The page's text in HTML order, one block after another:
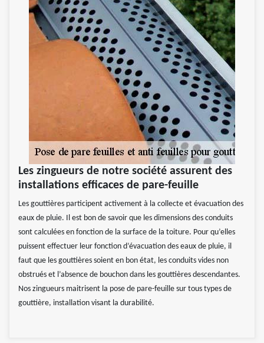
Les zingueurs de notre société assurent des
installations efficaces de pare-feuille
Les gouttières participent activement à la collecte et évacuation des
eaux de pluie. Il est bon de savoir que les dimensions des conduits
sont calculées en fonction de la surface de la toiture. Pour qu’elles
puissent effectuer leur fonction d’évacuation des eaux de pluie, il
faut que les gouttières soient en bon état, les conduits vides non
obstrués et l’absence de bouchon dans les gouttières descendantes.
Nos zingueurs maitrisent la pose de pare-feuille sur tous types de
gouttière, installation visant la durabilité.